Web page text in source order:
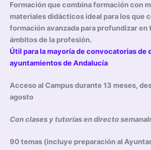
Formación que combina formación con
materiales didácticos ideal para los que
formación avanzada para profundizar en
ámbitos de la profesión.
Útil para la mayoría de convocatorias de
ayuntamientos de Andalucía
Acceso al Campus durante 13 meses,
agosto
Con clases y tutorías en directo
90 temas (incluye preparación al